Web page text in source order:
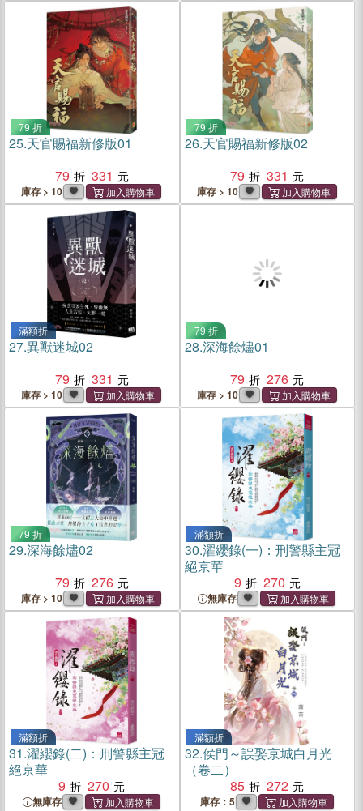
79 折
25.天官賜福新修版01
79
331
庫存 > 10
79 折
26.天官賜福新修版02
79
331
庫存 > 10
滿額折
27.異獸迷城02
79
331
庫存 > 10
79 折
28.深海餘燼01
79
276
庫存 > 10
79 折
29.深海餘燼02
79
276
庫存 > 10
滿額折
30.濯纓錄(一)：刑警縣主冠
絕京華
9
270
無庫存
滿額折
31.濯纓錄(二)：刑警縣主冠
絕京華
9
270
無庫存
滿額折
32.侯門～誤娶京城白月光
（卷二）
85
272
庫存：5